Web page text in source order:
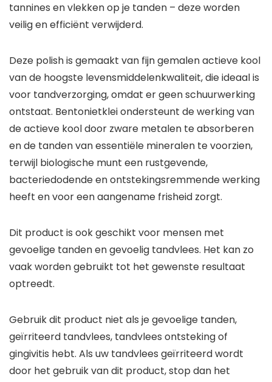
tannines en vlekken op je tanden – deze worden
veilig en efficiënt verwijderd.
Deze polish is gemaakt van fijn gemalen actieve kool
van de hoogste levensmiddelenkwaliteit, die ideaal is
voor tandverzorging, omdat er geen schuurwerking
ontstaat. Bentonietklei ondersteunt de werking van
de actieve kool door zware metalen te absorberen
en de tanden van essentiële mineralen te voorzien,
terwijl biologische munt een rustgevende,
bacteriedodende en ontstekingsremmende werking
heeft en voor een aangename frisheid zorgt.
Dit product is ook geschikt voor mensen met
gevoelige tanden en gevoelig tandvlees. Het kan zo
vaak worden gebruikt tot het gewenste resultaat
optreedt.
Gebruik dit product niet als je gevoelige tanden,
geïrriteerd tandvlees, tandvlees ontsteking of
gingivitis hebt. Als uw tandvlees geïrriteerd wordt
door het gebruik van dit product, stop dan het